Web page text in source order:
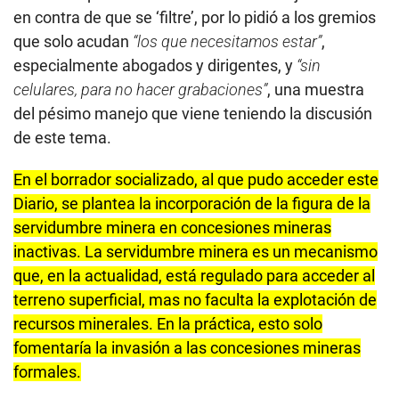
en contra de que se ‘filtre’, por lo pidió a los gremios
que solo acudan “los que necesitamos estar”,
especialmente abogados y dirigentes, y “sin
celulares, para no hacer grabaciones”, una muestra
del pésimo manejo que viene teniendo la discusión
de este tema.
En el borrador socializado, al que pudo acceder este
Diario, se plantea la incorporación de la figura de la
servidumbre minera en concesiones mineras
inactivas. La servidumbre minera es un mecanismo
que, en la actualidad, está regulado para acceder al
terreno superficial, mas no faculta la explotación de
recursos minerales. En la práctica, esto solo
fomentaría la invasión a las concesiones mineras
formales.